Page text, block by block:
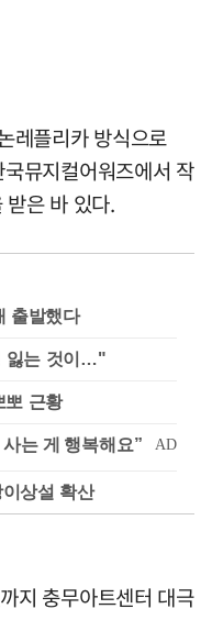
레플리카 방식으로
뮤지컬어워즈에서 작
은 바 있다.
출발했다
잃는 것이…"
뽀 근황
상설 확산
지 충무아트센터 대극